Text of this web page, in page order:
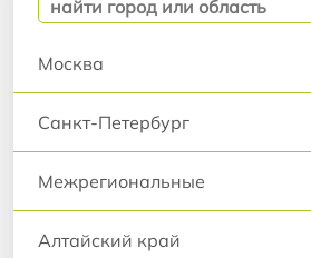
Москва
Санкт-Петербург
Межрегиональные
Алтайский край